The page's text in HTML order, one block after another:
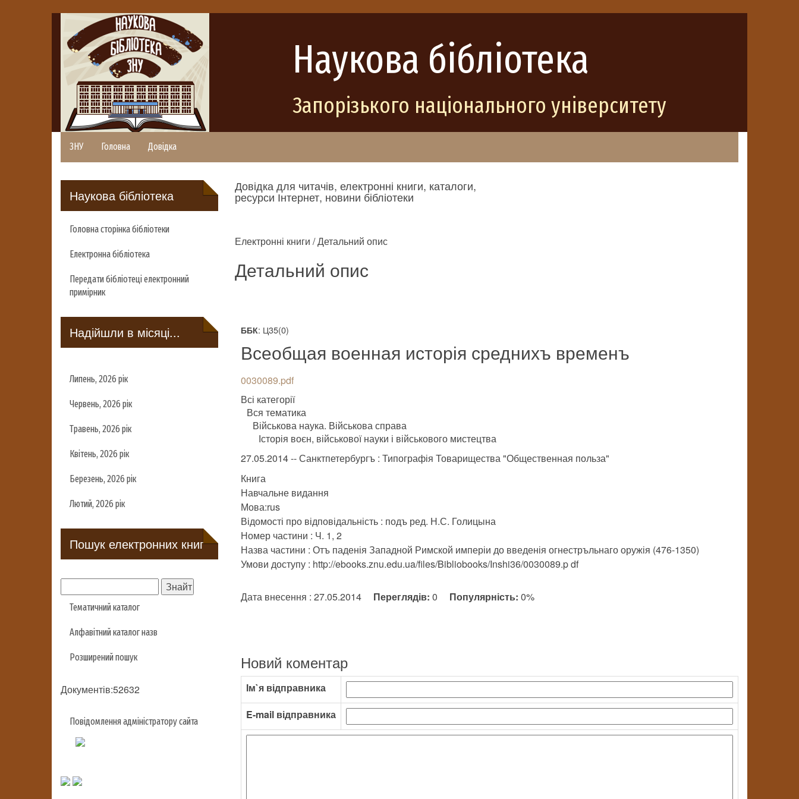
Наукова бібліотека
Запорізького національного університету
ЗНУ Головна Довідка
Наукова бібліотека
Головна сторінка бібліотеки
Електронна бібліотека
Передати бібліотеці електронний
примірник
Надійшли в місяці...
Липень, 2026 рік
Червень, 2026 рік
Травень, 2026 рік
Квітень, 2026 рік
Березень, 2026 рік
Лютий, 2026 рік
Пошук електронних книг
Тематичний каталог
Алфавітний каталог назв
Розширений пошук
Документів:52632
Повідомлення адміністратору сайта
Довідка для читачів, електронні книги, каталоги,
ресурси Інтернет, новини бібліотеки
Електронні книги / Детальний опис
Детальний опис
ББК: Ц35(0)
Всеобщая военная исторія среднихъ временъ
0030089.pdf
Всі категорії
Вся тематика
Військова наука. Військова справа
Історія воєн, військової науки і військового мистецтва
27.05.2014 -- Санктпетербургъ : Типографія Товарищества "Общественная польза"
Книга
Навчальне видання
Мова:rus
Відомості про відповідальність : подъ ред. Н.С. Голицына
Номер частини : Ч. 1, 2
Назва частини : Отъ паденія Западной Римской имперіи до введенія огнестръльнаго оружія (476-1350)
Умови доступу : http://ebooks.znu.edu.ua/files/Bibliobooks/Inshi36/0030089.p df
Дата внесення : 27.05.2014 Переглядів: 0 Популярність: 0%
Новий коментар
Ім`я відправника
E-mail відправника